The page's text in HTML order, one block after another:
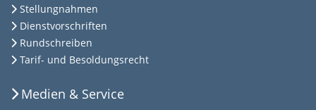
Stellungnahmen
Dienstvorschriften
Rundschreiben
Tarif- und Besoldungsrecht
Medien & Service